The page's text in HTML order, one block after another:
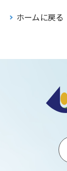
ホームに戻る